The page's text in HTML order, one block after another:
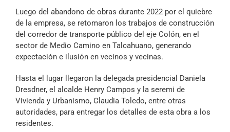
Luego del abandono de obras durante 2022 por el quiebre
de la empresa, se retomaron los trabajos de construcción
del corredor de transporte público del eje Colón, en el
sector de Medio Camino en Talcahuano, generando
expectación e ilusión en vecinos y vecinas.
Hasta el lugar llegaron la delegada presidencial Daniela
Dresdner, el alcalde Henry Campos y la seremi de
Vivienda y Urbanismo, Claudia Toledo, entre otras
autoridades, para entregar los detalles de esta obra a los
residentes.